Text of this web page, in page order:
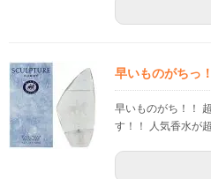
早いものがちっ
早いものがち！！
す！！ 人気香水が